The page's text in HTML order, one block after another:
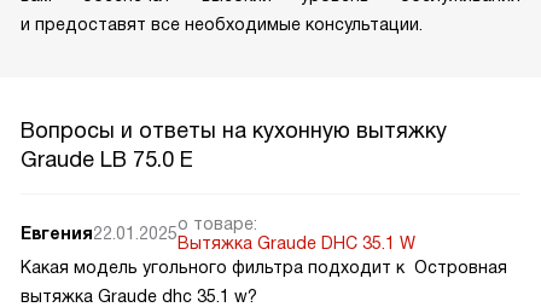
и предоставят все необходимые консультации.
Вопросы и ответы на кухонную вытяжку
Graude LB 75.0 E
Евгения22.01.2025о товаре:
Вытяжка Graude DHC 35.1 W
Какая модель угольного фильтра подходит к Островная
вытяжка Graude dhc 35.1 w?